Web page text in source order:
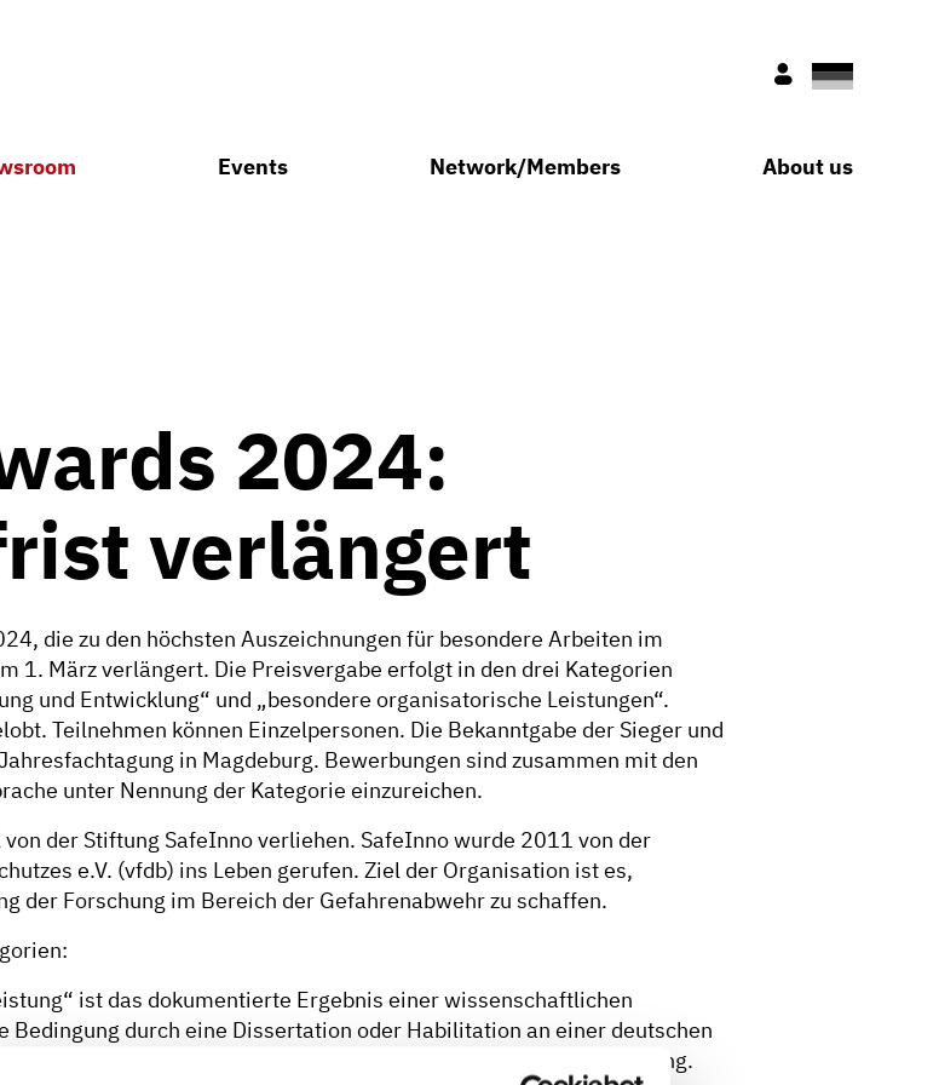
Nur fürDeutsch
Events Network/Members About us
2024:
verlängert
die zu den höchsten Auszeichnungen für besondere Arbeiten im
1. März verlängert. Die Preisvergabe erfolgt in den drei Kategorien
und Entwicklung“ und „besondere organisatorische Leistungen“.
Teilnehmen können Einzelpersonen. Die Bekanntgabe der Sieger und
in Magdeburg. Bewerbungen sind zusammen mit den
unter Nennung der Kategorie einzureichen.
der Stiftung SafeInno verliehen. SafeInno wurde 2011 von der
e.V. (vfdb) ins Leben gerufen. Ziel der Organisation ist es,
der Forschung im Bereich der Gefahrenabwehr zu schaffen.
ist das dokumentierte Ergebnis einer wissenschaftlichen
durch eine Dissertation oder Habilitation an einer deutschen
zum Beispiel Dissertations- oder Habilitationsschrift mit Benotung.